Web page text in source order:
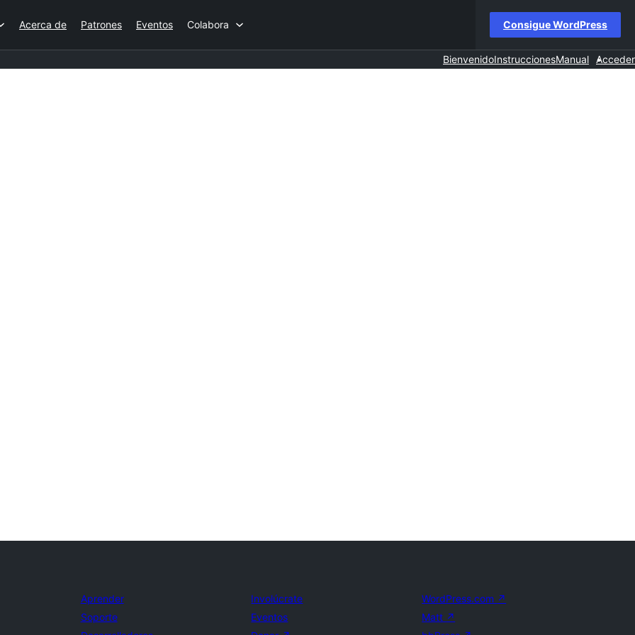
Acerca de Patrones Eventos Colabora Consigue WordPress
BienvenidoInstruccionesManual Acceder
Aprender
Soporte
Involúcrate
Eventos
WordPress.com ↗
Matt ↗